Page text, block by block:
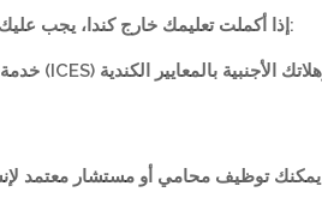
إذا أكملت تعليمك خارج كندا، يجب عليك الحصول على تقييم لمؤهلاتك من منظمة معتمدة، مثل: